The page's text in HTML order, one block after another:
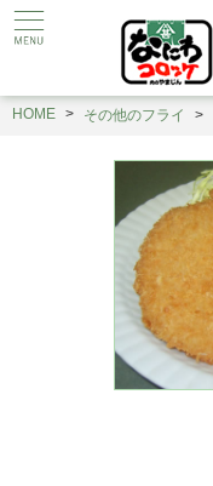
HOME その他のフライ